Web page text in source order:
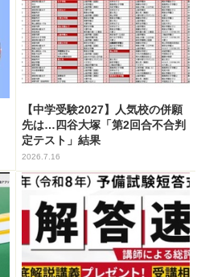
【中学受験2027】人気校の併願
先は…四谷大塚「第2回合不合判
定テスト」結果
2026.7.16